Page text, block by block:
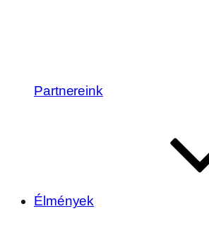
Partnereink
Élmények